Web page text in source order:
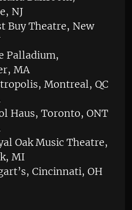
NJ
Theatre, New
MA
Montreal, QC
Toronto, ONT
Oak Music Theatre,
MI
Cincinnati, OH